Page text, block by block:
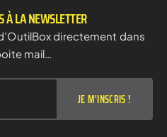
À LA NEWSLETTER
directement dans
mail…
JE M'INSCRIS !